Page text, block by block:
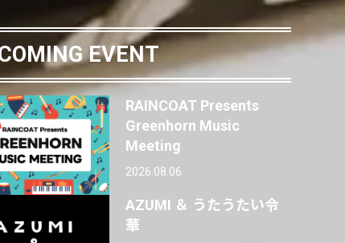
EVENT
RAINCOAT Presents
Greenhorn Music
Meeting
2026.08.06
AZUMI ＆ うたうたい令
華